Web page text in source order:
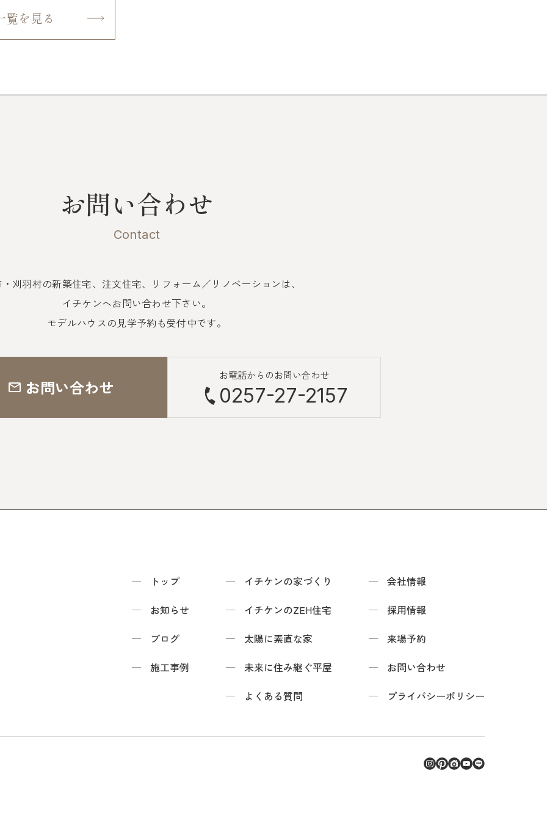
覧を見る
お問い合わせ
Contact
刈羽村の新築住宅、注文住宅、
リフォーム／リノベーションは、
イチケンへお問い合わせ下さい。
モデルハウスの見学予約も受付中です。
お問い合わせ
お電話からのお問い合わせ
0257-27-2157
トップ
お知らせ
ブログ
施工事例
イチケンの家づくり
イチケンのZEH住宅
太陽に素直な家
未来に住み継ぐ平屋
よくある質問
会社情報
採用情報
来場予約
お問い合わせ
プライバシーポリシー